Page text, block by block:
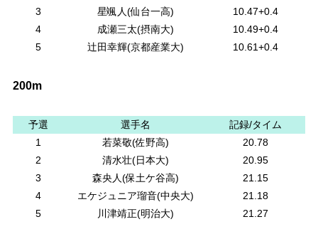
3
星颯人(仙台一高)
10.47+0.4
4
成瀬三太(摂南大)
10.49+0.4
5
辻田幸輝(京都産業大) 10.61+0.4
200m
予選 選手名
記録/タイム
1
若菜敬(佐野高)
20.78
2
清水壮(日本大)
20.95
3
森央人(保土ケ谷高)
21.15
4
エケジュニア瑠音(中央大)
21.18
5
川津靖正(明治大) 21.27